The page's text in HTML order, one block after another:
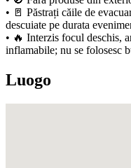
• 🚪 Păstrați căile de
descuiate pe durata
• 🔥 Interzis focul deschis,
inflamabile; nu se folosesc
Luogo